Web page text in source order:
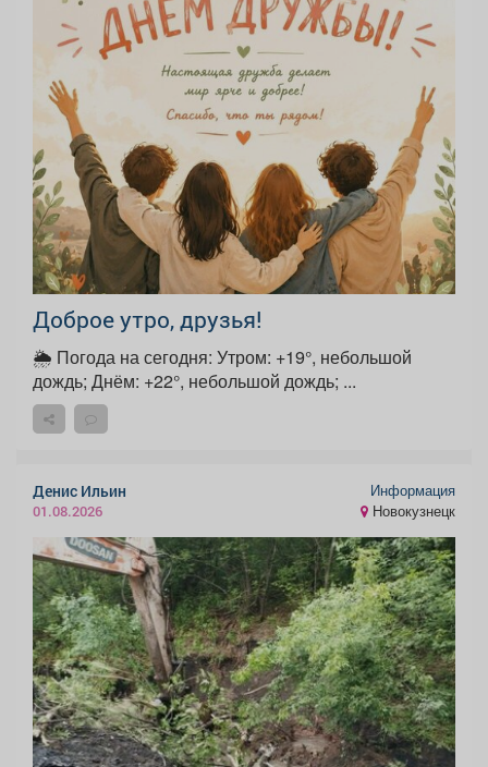
Доброе утро, друзья!
🌦 Погода на сегодня: Утром: +19°, небольшой
дождь; Днём: +22°, небольшой дождь; ...
Денис Ильин
01.08.2026
Информация
Новокузнецк